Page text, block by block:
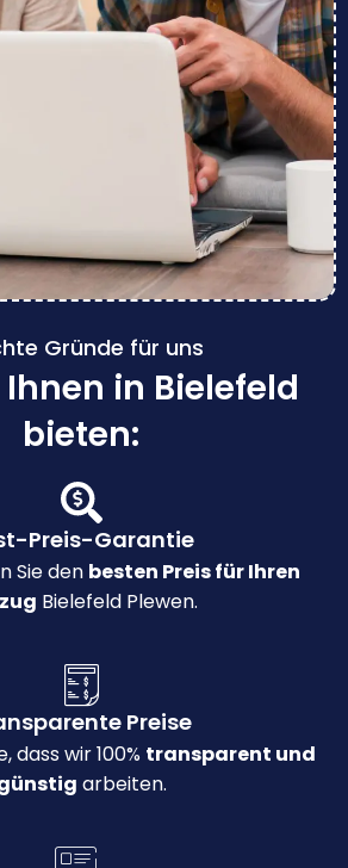
Gründe für uns
in Bielefeld
bieten:
Preis-Garantie
Sie den besten Preis für Ihren
Bielefeld Plewen.
Preise
dass wir 100% transparent und
arbeiten.